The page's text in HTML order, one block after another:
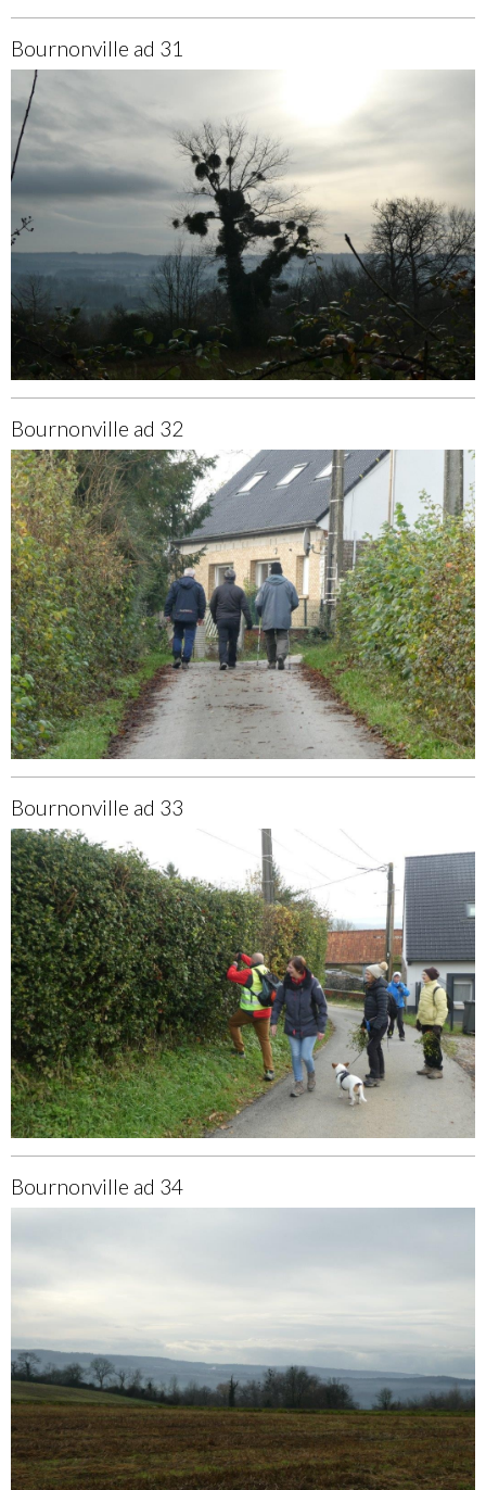
Bournonville ad 31
Bournonville ad 32
Bournonville ad 33
Bournonville ad 34